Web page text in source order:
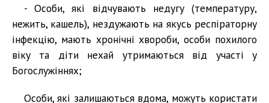
- Особи, які відчувають недугу (температуру,
нежить, кашель), нездужають на якусь респіраторну
інфекцію, мають хронічні хвороби, особи похилого
віку та діти нехай утримаються від участі у
Богослужіннях;
Особи, які залишаються вдома, можуть користати